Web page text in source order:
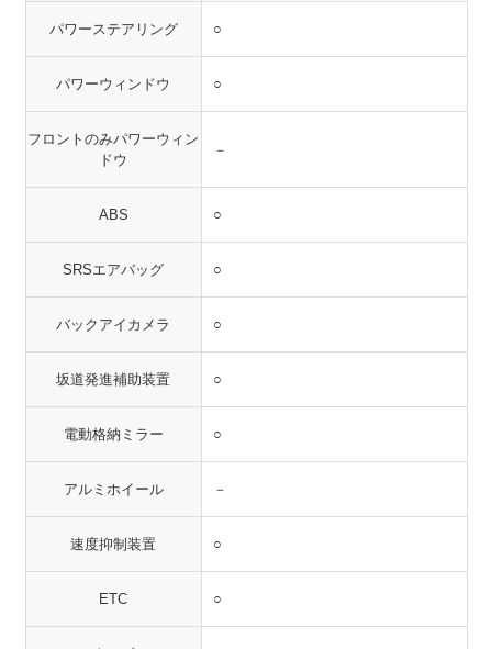
パワーステアリング ○
パワーウィンドウ ○
フロントのみパワーウィン
ドウ
－
ABS ○
SRSエアバッグ ○
バックアイカメラ ○
坂道発進補助装置 ○
電動格納ミラー ○
アルミホイール －
速度抑制装置 ○
ETC ○